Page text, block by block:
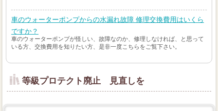
車のウォーターポンプからの水漏れ故障 修理交換費用はいくら
ですか？
車のウォーターポンプが怪しい、故障なのか、修理しなければ、と思って
いる方、交換費用を知りたい方、是非一度こちらをご覧下さい。
等級プロテクト廃止 見直しを